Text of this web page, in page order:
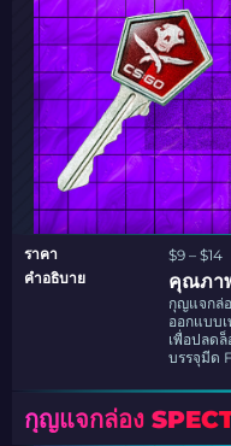
ราคา
$9 – $14
คำอธิบาย
คุณภา
กุญแจกล่
ออกแบบ
เพื่อปลด
บรรจุมีด
กุญแจกล่อง